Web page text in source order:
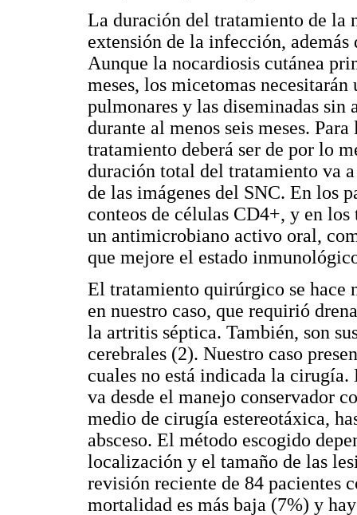
La duración del tratamiento de la
extensión de la infección,
Aunque la nocardiosis cutánea
meses, los micetomas
pulmonares y las diseminadas sin
durante al menos seis meses.
tratamiento deberá ser de por lo
duración total del tratamiento va
de las imágenes del SNC. En los
conteos de células CD4+, y en
un antimicrobiano activo oral,
que mejore el estado
El tratamiento quirúrgico se hace
en nuestro caso, que requirió
la artritis séptica. También, son
cerebrales (2). Nuestro caso
cuales no está indicada la cirugía.
va desde el manejo conservador
medio de cirugía estereotáxica,
absceso. El método escogido
localización y el tamaño de las
revisión reciente de 84 pacientes
mortalidad es más baja (7%) y